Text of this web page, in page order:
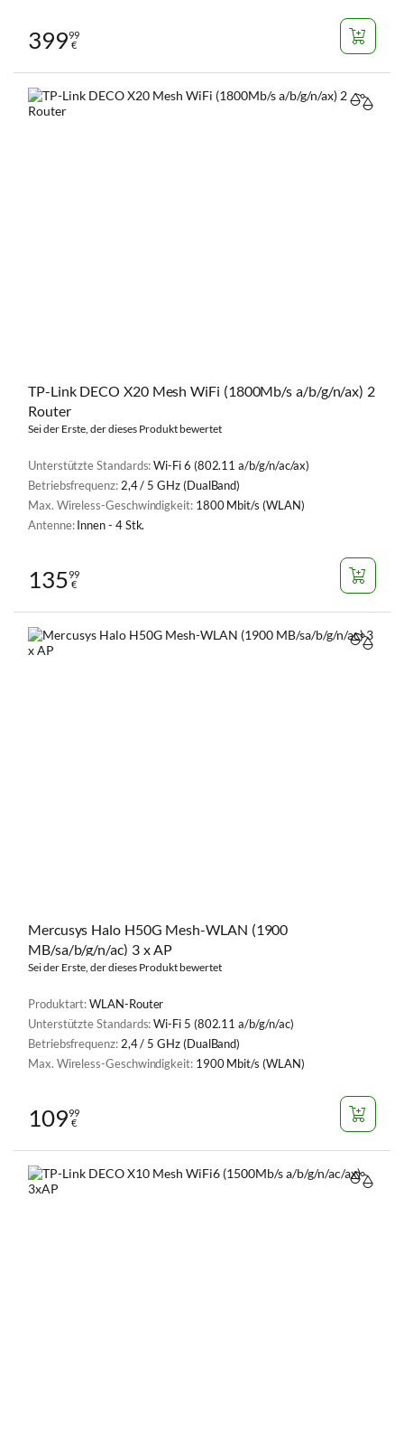
39999
€
TP-Link DECO X20 Mesh WiFi (1800Mb/s a/b/g/n/ax) 2
Router
Sei der Erste, der dieses Produkt bewertet
Unterstützte Standards:Wi-Fi 6 (802.11 a/b/g/n/ac/ax)
Betriebsfrequenz: 2,4 / 5 GHz (DualBand)
Max. Wireless-Geschwindigkeit: 1800 Mbit/s (WLAN)
Antenne:Innen - 4 Stk.
13599
€
Mercusys Halo H50G Mesh-WLAN (1900
MB/sa/b/g/n/ac) 3 x AP
Sei der Erste, der dieses Produkt bewertet
Produktart:WLAN-Router
Unterstützte Standards:Wi-Fi 5 (802.11 a/b/g/n/ac)
Betriebsfrequenz:2,4 / 5 GHz (DualBand)
Max. Wireless-Geschwindigkeit: 1900 Mbit/s (WLAN)
10999
€